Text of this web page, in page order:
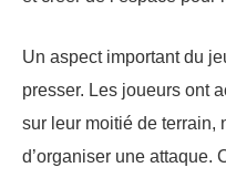
Un aspect important du
presser. Les joueurs ont
sur leur moitié de terrain,
d’organiser une attaque.